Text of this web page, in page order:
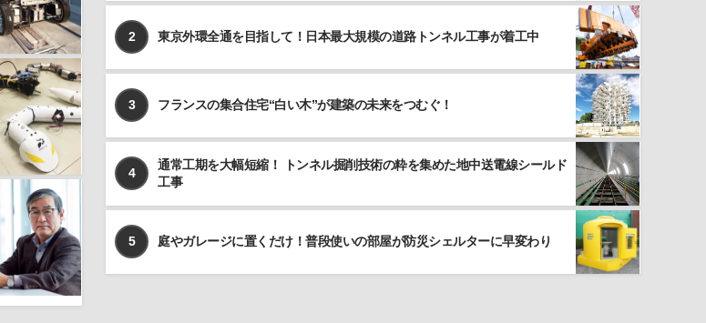
利用、管理について
お客様よりご提供いただきました個人情報を
、管理し、個人情報の漏洩、滅失、毀損を防
、必要かつ適切な安全管理措置を講じます。
ご提供いただきました個人情報は、その利用
に必要な範囲内において、正確かつ最新の内
う努力するものとします。
第三者への開示、提供について
客様よりご提供いただきました個人情報を、
に下記に該当する場合を除いて、お客様の事
をいただくことなく、お客様よりご提供いた
情報を第三者に開示、提供いたしません。
的の遂行のため、個人情報の取り扱いを第三
託する場合
2 東京外環全通を目指して！日本最大規模の道路トンネル工事が着工中
3 フランスの集合住宅“白い木”が建築の未来をつむぐ！
4
通常工期を大幅短縮！ トンネル掘削技術の粋を集めた地中送電線シールド
工事
5 庭やガレージに置くだけ！普段使いの部屋が防災シェルターに早変わり